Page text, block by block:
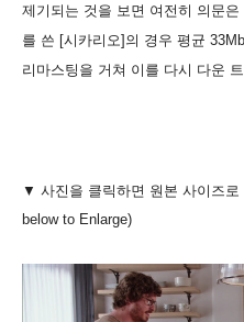
제기되는 것을 보면 여전히 의문
를 쓴 [시카리오]의 경우 평균
리마스팅을 거쳐 이를 다시 다운
▼ 사진을 클릭하면 원본 사이즈
below to Enlarge)